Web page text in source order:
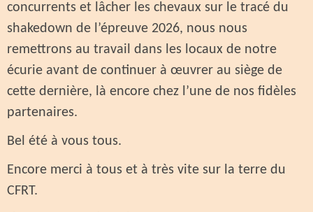
concurrents et lâcher les chevaux sur le tracé du
shakedown de l’épreuve 2026, nous nous
remettrons au travail dans les locaux de notre
écurie avant de continuer à œuvrer au siège de
cette dernière, là encore chez l’une de nos fidèles
partenaires.
Bel été à vous tous.
Encore merci à tous et à très vite sur la terre du
CFRT.